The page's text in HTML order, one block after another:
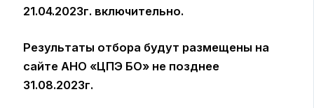
21.04.2023г. включительно.
Результаты отбора будут размещены на
сайте АНО «ЦПЭ БО» не позднее
31.08.2023г.